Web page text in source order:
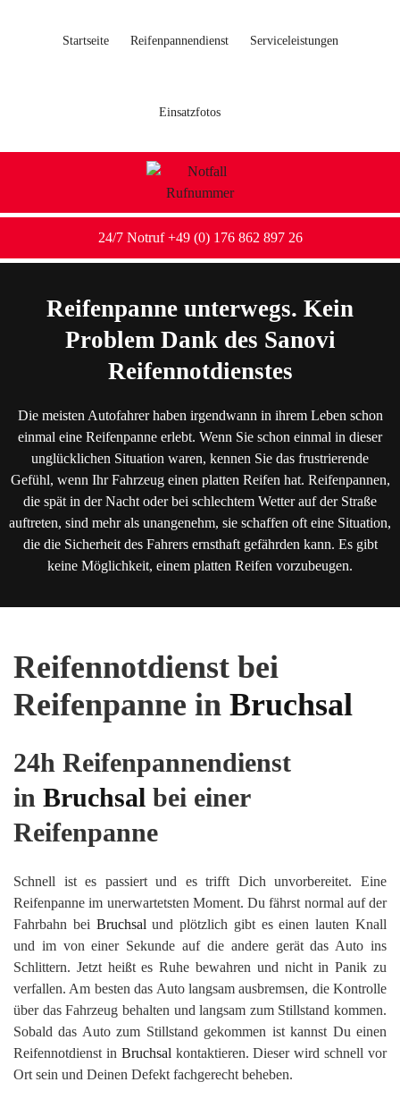
Startseite Reifenpannendienst Serviceleistungen
Einsatzfotos
24/7 Notruf +49 (0) 176 862 897 26
Reifenpanne unterwegs. Kein
Problem Dank des Sanovi
Reifennotdienstes
Die meisten Autofahrer haben irgendwann in ihrem Leben schon
einmal eine Reifenpanne erlebt. Wenn Sie schon einmal in dieser
unglücklichen Situation waren, kennen Sie das frustrierende
Gefühl, wenn Ihr Fahrzeug einen platten Reifen hat. Reifenpannen,
die spät in der Nacht oder bei schlechtem Wetter auf der Straße
auftreten, sind mehr als unangenehm, sie schaffen oft eine Situation,
die die Sicherheit des Fahrers ernsthaft gefährden kann. Es gibt
keine Möglichkeit, einem platten Reifen vorzubeugen.
Reifennotdienst bei
Reifenpanne in Bruchsal
24h Reifenpannendienst
in Bruchsal bei einer
Reifenpanne
Schnell ist es passiert und es trifft Dich unvorbereitet. Eine
Reifenpanne im unerwartetsten Moment. Du fährst normal auf der
Fahrbahn bei Bruchsal und plötzlich gibt es einen lauten Knall
und im von einer Sekunde auf die andere gerät das Auto ins
Schlittern. Jetzt heißt es Ruhe bewahren und nicht in Panik zu
verfallen. Am besten das Auto langsam ausbremsen, die Kontrolle
über das Fahrzeug behalten und langsam zum Stillstand kommen.
Sobald das Auto zum Stillstand gekommen ist kannst Du einen
Reifennotdienst in Bruchsal kontaktieren. Dieser wird schnell vor
Ort sein und Deinen Defekt fachgerecht beheben.